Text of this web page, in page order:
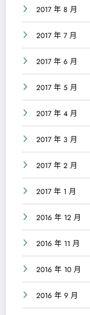
2017 年 8 月
2017 年 7 月
2017 年 6 月
2017 年 5 月
2017 年 4 月
2017 年 3 月
2017 年 2 月
2017 年 1 月
2016 年 12 月
2016 年 11 月
2016 年 10 月
2016 年 9 月